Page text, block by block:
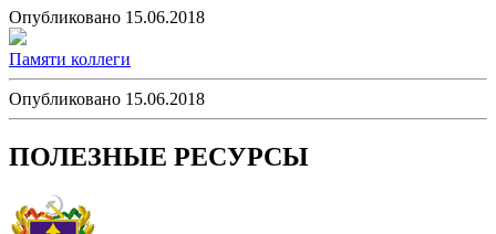
Опубликовано 15.06.2018
Памяти коллеги
Опубликовано 15.06.2018
ПОЛЕЗНЫЕ РЕСУРСЫ